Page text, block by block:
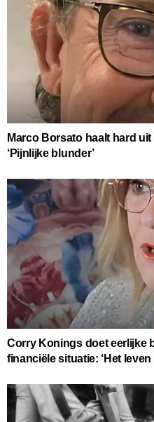
Marco Borsato haalt hard
‘Pijnlijke blunder’
Corry Konings doet eerlijke
financiële situatie: ‘Het leven